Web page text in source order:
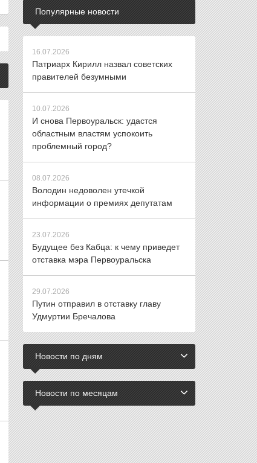
Популярные новости
16.07.2026
Патриарх Кирилл назвал советских
правителей безумными
10.07.2026
И снова Первоуральск: удастся
областным властям успокоить
проблемный город?
08.07.2026
Володин недоволен утечкой
информации о премиях депутатам
23.07.2026
Будущее без Кабца: к чему приведет
отставка мэра Первоуральска
29.07.2026
Путин отправил в отставку главу
Удмуртии Бречалова
Новости по дням
Новости по месяцам